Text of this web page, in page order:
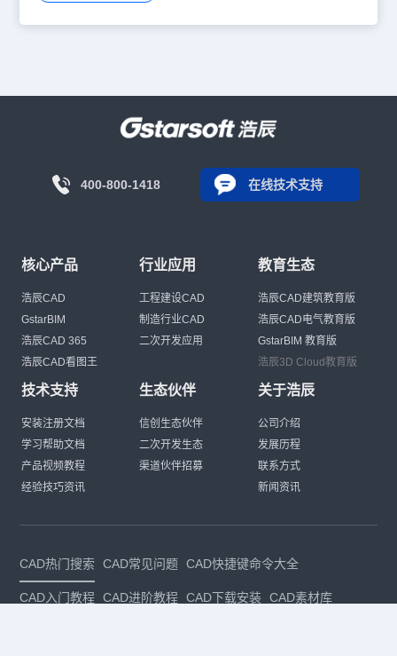
400-800-1418 在线技术支持
核心产品
浩辰CAD
GstarBIM
浩辰CAD 365
浩辰CAD看图王
行业应用
工程建设CAD
制造行业CAD
二次开发应用
教育生态
浩辰CAD建筑教育版
浩辰CAD电气教育版
GstarBIM 教育版
浩辰3D Cloud教育版
技术支持
安装注册文档
学习帮助文档
产品视频教程
经验技巧资讯
生态伙伴
信创生态伙伴
二次开发生态
渠道伙伴招募
关于浩辰
公司介绍
发展历程
联系方式
新闻资讯
CAD热门搜索 CAD常见问题 CAD快捷键命令大全
CAD入门教程 CAD进阶教程 CAD下载安装 CAD素材库